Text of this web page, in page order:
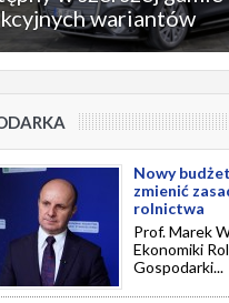
wariantów
Nowy
zmienić
rolnictwa
Prof. Marek
Ekonomiki
Gospodarki...